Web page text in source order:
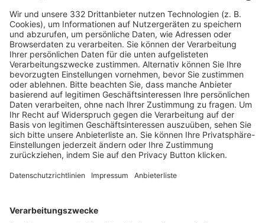
HÄUFIG BESUCHTE SEITEN
Pässe und Vereinswechsel
Trainerausbildung
Schulungsangebot Vereinsmitarbeiter
BFV-Geschäftsstellen
Trainerbörse
Login SpielPlus
FOLGE DEM BFV